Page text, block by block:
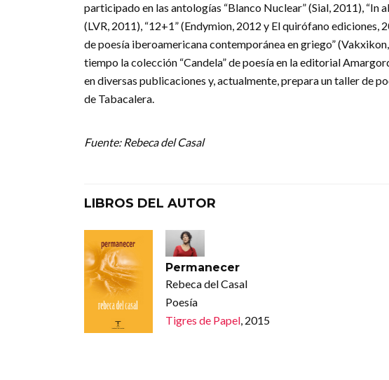
participado en las antologías “Blanco Nuclear” (Sial, 2011), “In
(LVR, 2011), “12+1” (Endymion, 2012 y El quirófano ediciones,
de poesía iberoamericana contemporánea en griego”
tiempo la colección “Candela” de poesía en la editorial
en diversas publicaciones y, actualmente, prepara un taller de
de Tabacalera.
Fuente: Rebeca del Casal
LIBROS DEL AUTOR
Permanecer
Rebeca del Casal
Poesía
Tigres de Papel, 2015